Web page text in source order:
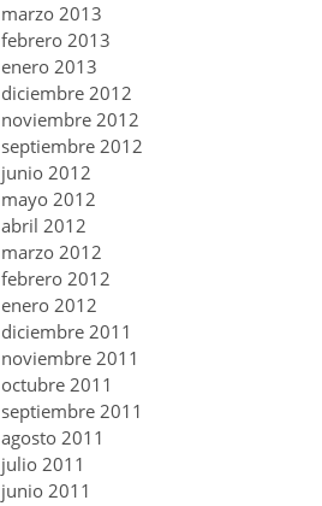
marzo 2013
febrero 2013
enero 2013
diciembre 2012
noviembre 2012
septiembre 2012
junio 2012
mayo 2012
abril 2012
marzo 2012
febrero 2012
enero 2012
diciembre 2011
noviembre 2011
octubre 2011
septiembre 2011
agosto 2011
julio 2011
junio 2011